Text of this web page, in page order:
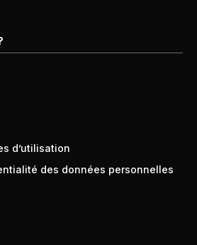
d’utilisation
des données personnelles